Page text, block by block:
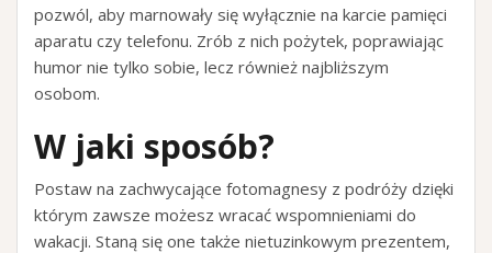
pozwól, aby marnowały się wyłącznie na karcie pamięci
aparatu czy telefonu. Zrób z nich pożytek, poprawiając
humor nie tylko sobie, lecz również najbliższym
osobom.
W jaki sposób?
Postaw na zachwycające fotomagnesy z podróży dzięki
którym zawsze możesz wracać wspomnieniami do
wakacji. Staną się one także nietuzinkowym prezentem,